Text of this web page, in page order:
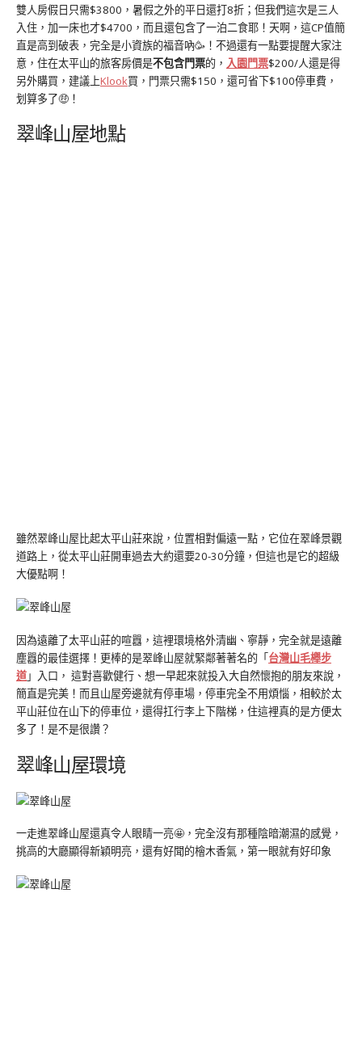
雙人房假日只需$3800，暑假之外的平日還打8折；但我們這次是三人
入住，加一床也才$4700，而且還包含了一泊二食耶！天啊，這CP值簡
直是高到破表，完全是小資族的福音吶🥳！不過還有一點要提醒大家注
意，住在太平山的旅客房價是不包含門票的， 入園門票$200/人還是得
另外購買，建議上Klook買，門票只需$150，還可省下$100停車費，
划算多了🤑！
翠峰山屋地點
雖然翠峰山屋比起太平山莊來說，位置相對偏遠一點，它位在翠峰景觀
道路上，從太平山莊開車過去大約還要20-30分鐘，但這也是它的超級
大優點啊！
因為遠離了太平山莊的喧囂，這裡環境格外清幽、寧靜，完全就是遠離
塵囂的最佳選擇！更棒的是翠峰山屋就緊鄰著著名的「台灣山毛櫸步
道」入口， 這對喜歡健行、想一早起來就投入大自然懷抱的朋友來說，
簡直是完美！而且山屋旁邊就有停車場，停車完全不用煩惱，相較於太
平山莊位在山下的停車位，還得扛行李上下階梯，住這裡真的是方便太
多了！是不是很讚？
翠峰山屋環境
一走進翠峰山屋還真令人眼睛一亮🤩，完全沒有那種陰暗潮濕的感覺，
挑高的大廳顯得新穎明亮，還有好聞的檜木香氣，第一眼就有好印象